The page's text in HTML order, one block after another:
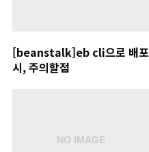
[beanstalk]eb cli으로 배포
시, 주의할점